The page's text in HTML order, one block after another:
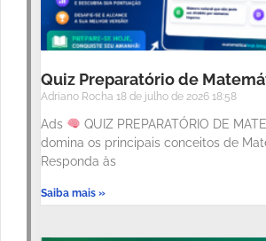
Quiz Preparatório de
Adriano Rocha 18 de julho de 2026 18:58
Ads
QUIZ PREPARATÓRIO DE
domina os principais conceitos de
Responda às
Saiba mais »